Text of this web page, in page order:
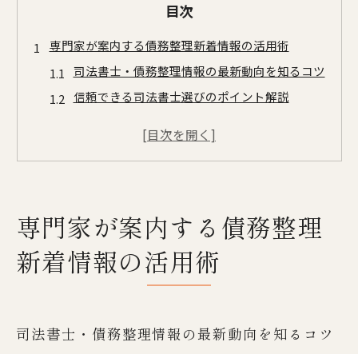
目次
専門家が案内する債務整理新着情報の活用術
司法書士・債務整理情報の最新動向を知るコツ
信頼できる司法書士選びのポイント解説
無料相談を活用した債務整理の進め方
司法書士・債務整理の信頼性を見極める方法
最新の債務整理対応事務所を効率よく調査
相談料や費用を比較する時の注意点
無料相談や事務所の特徴を徹底チェック
専門家が案内する債務整理
新着情報の活用術
司法書士・債務整理情報の最新動向を知るコツ